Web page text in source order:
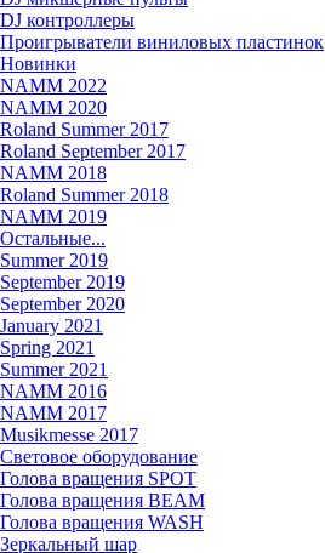
DJ контроллеры
Проигрыватели виниловых пластинок
Новинки
NAMM 2022
NAMM 2020
Roland Summer 2017
Roland September 2017
NAMM 2018
Roland Summer 2018
NAMM 2019
Остальные...
Summer 2019
September 2019
September 2020
January 2021
Spring 2021
Summer 2021
NAMM 2016
NAMM 2017
Musikmesse 2017
Световое оборудование
Голова вращения SPOT
Голова вращения BEAM
Голова вращения WASH
Зеркальный шар